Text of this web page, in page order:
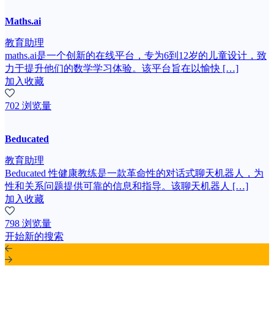
Maths.ai
教育助理
maths.ai是一个创新的在线平台，专为6到12岁的儿童设计，致
力于提升他们的数学学习体验。该平台旨在以愉快 […]
加入收藏
702 浏览量
Beducated
教育助理
Beducated 性健康教练是一款革命性的对话式聊天机器人，为
性和关系问题提供可靠的信息和指导。该聊天机器人 […]
加入收藏
798 浏览量
开始新的搜索